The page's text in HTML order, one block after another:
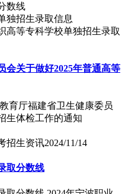
数线
高等专科学校单独招生录取
会关于做好2025年普通高等
育厅福建省卫生健康委员
生体检工作的通知
招生资讯2024/11/14
取分数线